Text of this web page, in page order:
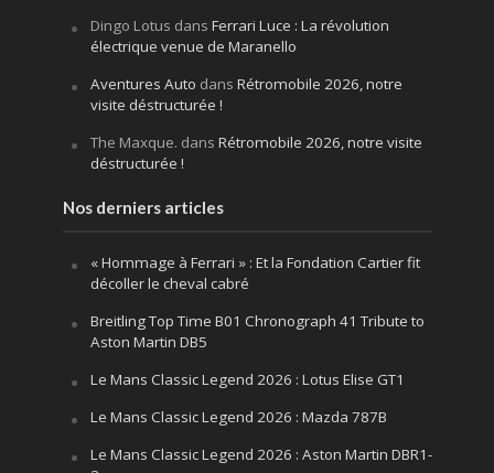
Dingo Lotus dans Ferrari Luce : La révolution
électrique venue de Maranello
Aventures Auto dans Rétromobile 2026, notre
visite déstructurée !
The Maxque. dans Rétromobile 2026, notre visite
déstructurée !
Nos derniers articles
« Hommage à Ferrari » : Et la Fondation Cartier fit
décoller le cheval cabré
Breitling Top Time B01 Chronograph 41 Tribute to
Aston Martin DB5
Le Mans Classic Legend 2026 : Lotus Elise GT1
Le Mans Classic Legend 2026 : Mazda 787B
Le Mans Classic Legend 2026 : Aston Martin DBR1-